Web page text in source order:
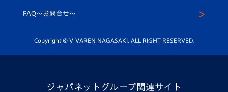
平和祈念活動
ホームタウン活動
スクール
FAQ〜お問合せ〜
Copyright © V-VAREN NAGASAKI. ALL RIGHT RESERVED.
ジャパネットグループ関連サイト